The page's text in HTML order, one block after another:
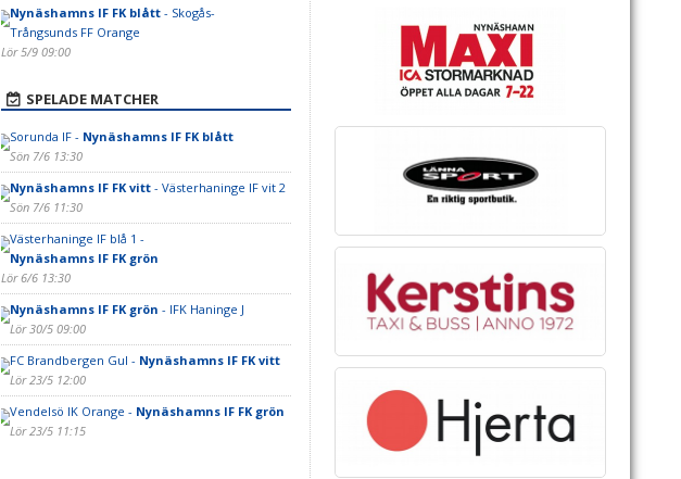
Nynäshamns IF FK blått- Skogås-
Trångsunds FF Orange
Lör 5/9 09:00
SPELADE MATCHER
Sorunda IF - Nynäshamns IF FK blått
Sön 7/6 13:30
Nynäshamns IF FK vitt- Västerhaninge IF vit 2
Sön 7/6 11:30
Västerhaninge IF blå 1 -
Nynäshamns IF FK grön
Lör 6/6 13:30
Nynäshamns IF FK grön - IFK Haninge J
Lör 30/5 09:00
FC Brandbergen Gul - Nynäshamns IF FK vitt
Lör 23/5 12:00
Vendelsö IK Orange - Nynäshamns IF FK grön
Lör 23/5 11:15